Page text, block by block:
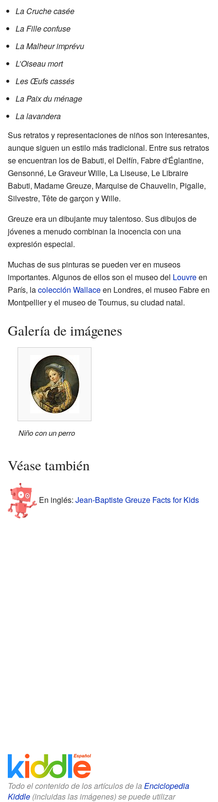
La Cruche casée
La Fille confuse
La Malheur imprévu
L’Oiseau mort
Les Œufs cassés
La Paix du ménage
La lavandera
Sus retratos y representaciones de niños son interesantes,
aunque siguen un estilo más tradicional. Entre sus retratos
se encuentran los de Babuti, el Delfín, Fabre d'Églantine,
Gensonné, Le Graveur Wille, La Liseuse, Le Libraire
Babuti, Madame Greuze, Marquise de Chauvelin, Pigalle,
Silvestre, Tête de garçon y Wille.
Greuze era un dibujante muy talentoso. Sus dibujos de
jóvenes a menudo combinan la inocencia con una
expresión especial.
Muchas de sus pinturas se pueden ver en museos
importantes. Algunos de ellos son el museo del Louvreen
París, lacolección Wallaceen Londres, el museo Fabre en
Montpellier y el museo de Tournus, su ciudad natal.
Galería de imágenes
Niño con un perro
Véase también
En inglés: Jean-Baptiste Greuze Facts for Kids
Todo el contenido de los artículos de la Enciclopedia
Kiddle (incluidas las imágenes) se puede utilizar